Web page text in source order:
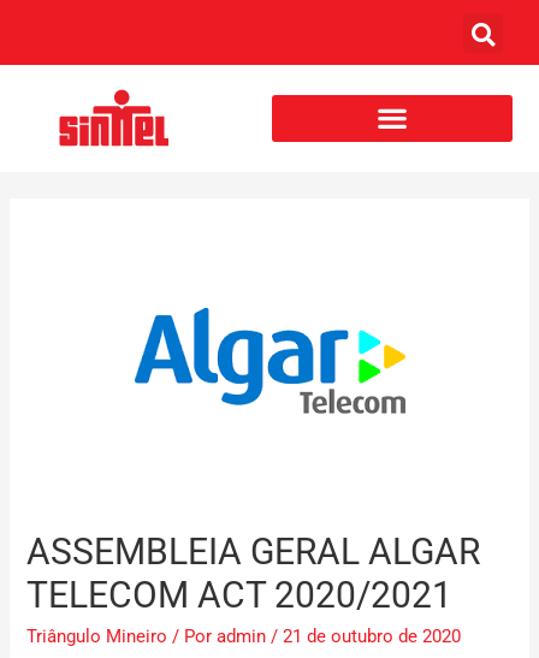
ASSEMBLEIA GERAL ALGAR
TELECOM ACT 2020/2021
Triângulo Mineiro / Poradmin /21 de outubro de 2020